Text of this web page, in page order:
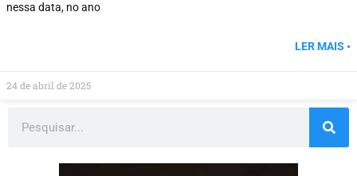
nessa data, no ano
LER MAIS •
24 de abril de 2025